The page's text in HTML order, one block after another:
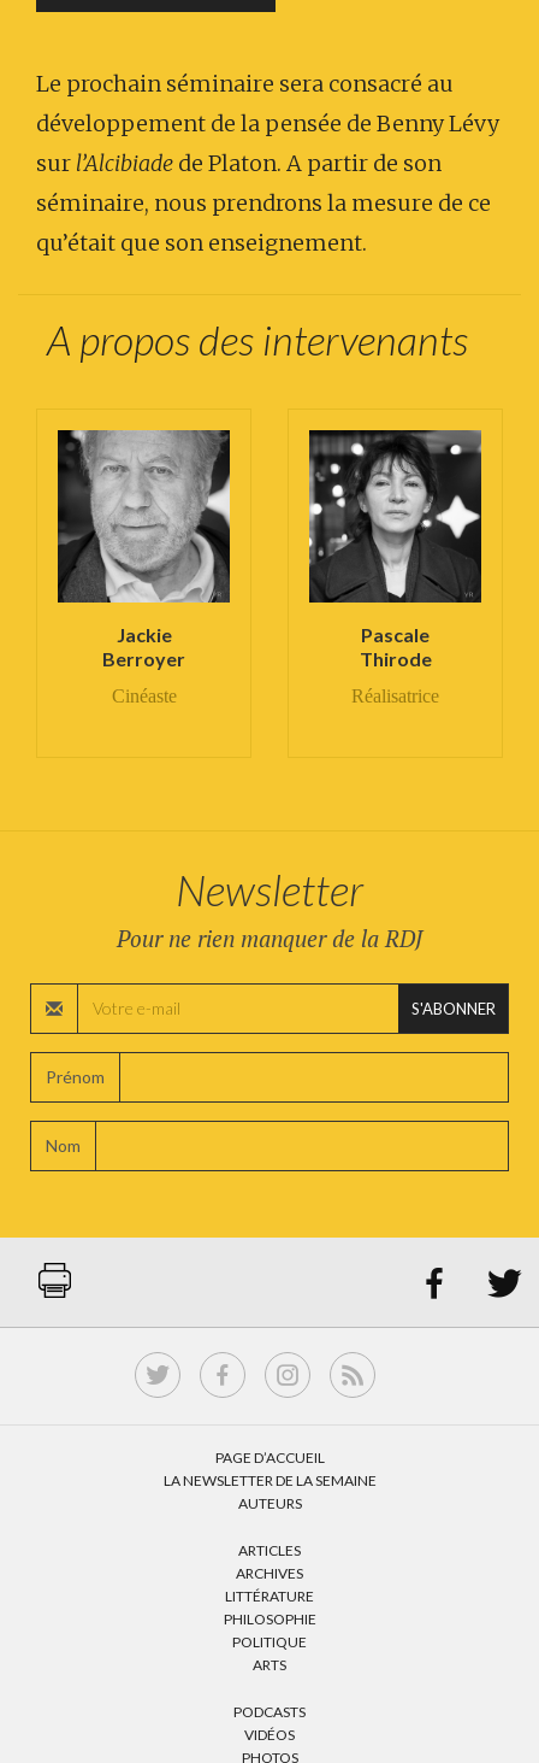
Le prochain séminaire sera consacré au
développement de la pensée de Benny Lévy
sur l’Alcibiade de Platon. A partir de son
séminaire, nous prendrons la mesure de ce
qu’était que son enseignement.
A propos des intervenants
Jackie
Berroyer
Cinéaste
Pascale
Thirode
Réalisatrice
Newsletter
Pour ne rien manquer de la RDJ
S'ABONNER
Prénom
Nom
 
PAGE D’ACCUEIL
LA NEWSLETTER DE LA SEMAINE
AUTEURS
ARTICLES
ARCHIVES
LITTÉRATURE
PHILOSOPHIE
POLITIQUE
ARTS
PODCASTS
VIDÉOS
PHOTOS